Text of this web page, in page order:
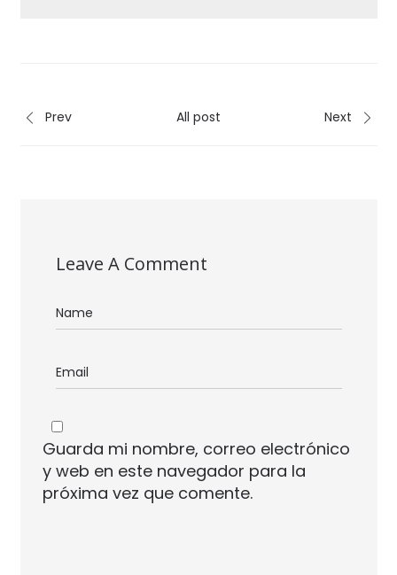
Prev All post Next
Leave A Comment
Guarda mi nombre, correo electrónico
y web en este navegador para la
próxima vez que comente.